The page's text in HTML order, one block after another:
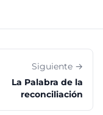
Siguiente →
La Palabra de la
reconciliación